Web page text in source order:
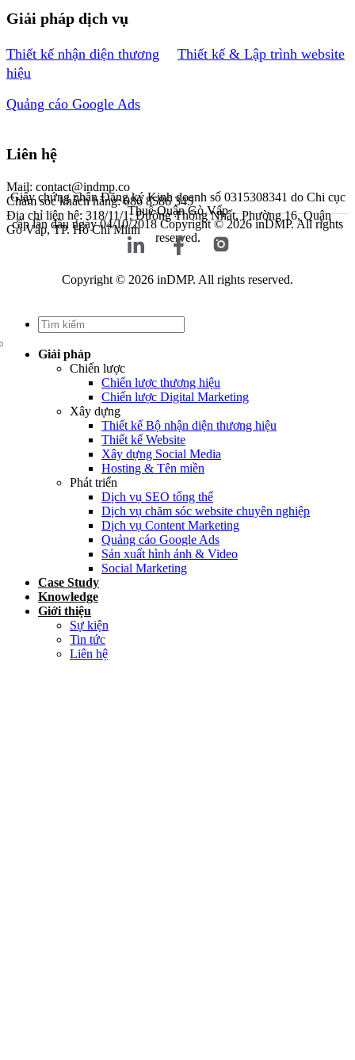
Giải pháp dịch vụ
Thiết kế nhận diện thương
hiệu
Thiết kế & Lập trình website
Quảng cáo Google Ads
Liên hệ
Mail: contact@indmp.co
Chăm sóc khách hàng: 086 8586 345
Địa chỉ liên hệ: 318/11/1, Đường Thống Nhất, Phường 16, Quận
Gò Vấp, TP. Hồ Chí Minh
Giấy chứng nhận Đăng ký Kinh doanh số 0315308341 do Chi cục
Thuế Quận Gò Vấp
cấp lần đầu ngày 04/10/2018Copyright © 2026 inDMP. All rights
reserved.
Copyright © 2026 inDMP. All rights reserved.
Giải pháp
Chiến lược
Chiến lược thương hiệu
Chiến lược Digital Marketing
Xây dựng
Thiết kế Bộ nhận diện thương hiệu
Thiết kế Website
Xây dựng Social Media
Hosting & Tên miền
Phát triển
Dịch vụ SEO tổng thể
Dịch vụ chăm sóc website chuyên nghiệp
Dịch vụ Content Marketing
Quảng cáo Google Ads
Sản xuất hình ảnh & Video
Social Marketing
Case Study
Knowledge
Giới thiệu
Sự kiện
Tin tức
Liên hệ